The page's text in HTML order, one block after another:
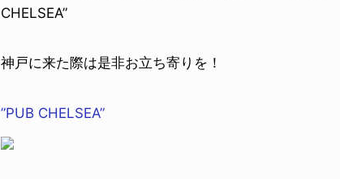
CHELSEA”
神戸に来た際は是非お立ち寄りを！
”PUB CHELSEA”